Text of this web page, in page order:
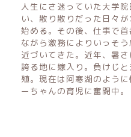
人生にさ迷っていた大学
い、散り散りだった日々
始める。その後、仕事で
ながら激務によりいっそ
近づいてきた。近年、暑
誇る地に嫁入り。負けじ
殖。現在は阿寒湖のよう
ーちゃんの育児に奮闘中。